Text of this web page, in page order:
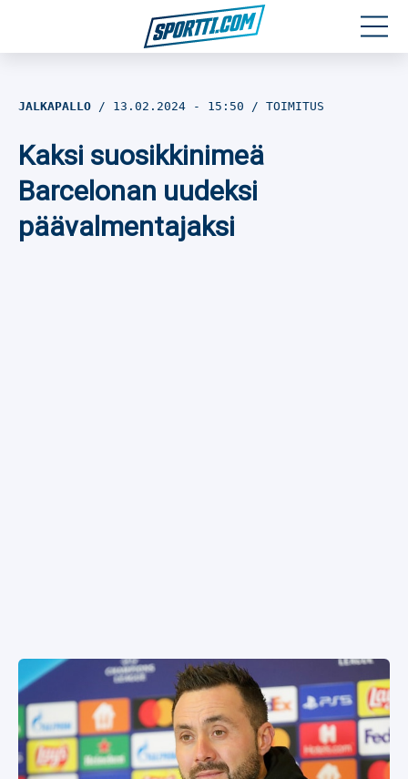
Jalkapallo
Yleisurheilu
JALKAPALLO 13.02.2024 - 15:50 TOIMITUS
Kaksi suosikkinimeä
Barcelonan uudeksi
päävalmentajaksi